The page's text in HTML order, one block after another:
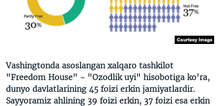
VIDEO
XABARLAR SURATLARDA
ODNOKLASSNIKI
TELEGRAM
SOUNDCLOUD
VOA
Vashingtonda asoslangan xalqaro tashkilot
"Freedom House" - "Ozodlik uyi" hisobotiga ko'ra,
dunyo davlatlarining 45 foizi erkin jamiyatlardir.
Sayyoramiz ahlining 39 foizi erkin, 37 foizi esa erkin